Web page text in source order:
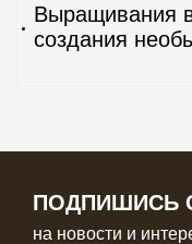
Выращивания
создания
ПОДПИШИСЬ
на новости и